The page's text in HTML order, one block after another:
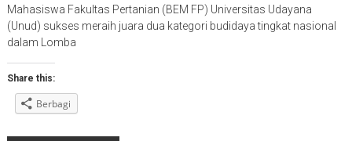
Mahasiswa Fakultas Pertanian (BEM FP) Universitas Udayana
(Unud) sukses meraih juara dua kategori budidaya tingkat nasional
dalam Lomba
Share this:
Berbagi